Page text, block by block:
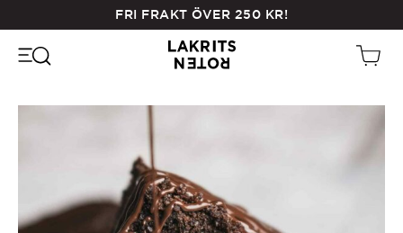
main
FRI FRAKT ÖVER 250 KR!